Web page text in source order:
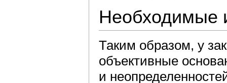
Необходимые
Таким образом, у
объективные
и